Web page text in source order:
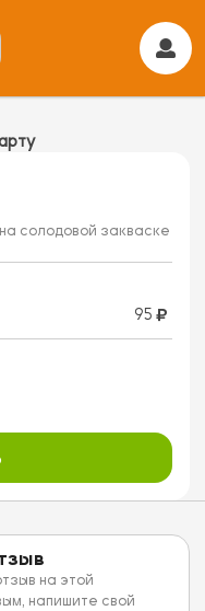
солодовой закваске
95
на этой
напишите свой